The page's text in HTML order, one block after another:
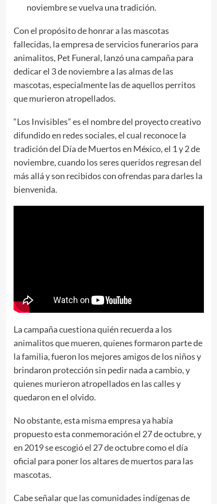
noviembre se vuelva una tradición.
Con el propósito de honrar a las mascotas
fallecidas, la empresa de servicios funerarios para
animalitos, Pet Funeral, lanzó una campaña para
dedicar el 3 de noviembre a las almas de las
mascotas, especialmente las de aquellos perritos
que murieron atropellados.
“Los Invisibles” es el nombre del proyecto creativo
difundido en redes sociales, el cual reconoce la
tradición del Día de Muertos en México, el 1 y 2 de
noviembre, cuando los seres queridos regresan del
más allá y son recibidos con ofrendas para darles la
bienvenida.
La campaña cuestiona quién recuerda a los
animalitos que mueren, quienes formaron parte de
la familia, fueron los mejores amigos de los niños y
brindaron protección sin pedir nada a cambio, y
quienes murieron atropellados en las calles y
quedaron en el olvido.
No obstante, esta misma empresa ya había
propuesto esta conmemoración el 27 de octubre, y
en 2019 se escogió el 27 de octubre como el día
oficial para poner los altares de muertos para las
mascotas.
Cabe señalar que las comunidades indígenas de